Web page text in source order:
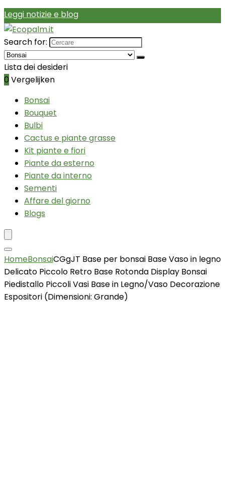
Leggi notizie e blog
Search for:
Lista dei desideri
0 Vergelijken
Bonsai
Bouquet
Bulbi
Cactus e piante grasse
Kit piante e fiori
Piante da esterno
Piante da interno
Sementi
Affare del giorno
Blogs
HomeBonsaiCGgJT Base per bonsai Base Vaso in legno
Delicato Piccolo Retro Base Rotonda Display Bonsai
Piedistallo Piccoli Vasi Base in Legno/Vaso Decorazione
Espositori (Dimensioni: Grande)